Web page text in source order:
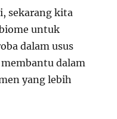
sekarang kita
untuk
dalam usus
dalam
yang lebih